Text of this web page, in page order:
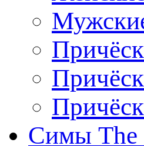
Симы The